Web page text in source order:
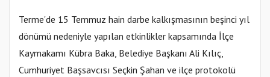
Terme'de 15 Temmuz hain darbe kalkışmasının beşinci yıl
dönümü nedeniyle yapılan etkinlikler kapsamında İlçe
Kaymakamı Kübra Baka, Belediye Başkanı Ali Kılıç,
Cumhuriyet Başsavcısı Seçkin Şahan ve ilçe protokolü